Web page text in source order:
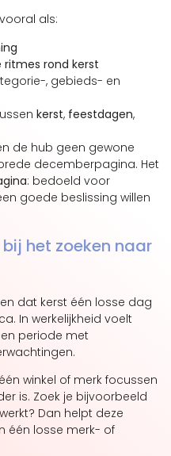
als:
ritmes rond kerst
, gebieds- en
kerst, feestdagen,
de hub geen gewone
decemberpagina. Het
: bedoeld voor
goede beslissing willen
het zoeken naar
dat kerst één losse dag
In werkelijkheid voelt
periode met
winkel of merk focussen
is. Zoek je bijvoorbeeld
Dan helpt deze
één losse merk- of